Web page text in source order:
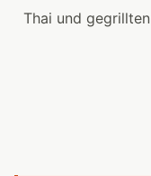
Thai und